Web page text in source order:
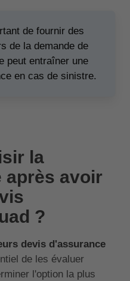
de fournir des
de la demande de
peut entraîner une
en cas de sinistre.
la
après avoir
?
devis d'assurance
de les évaluer
l'option la plus